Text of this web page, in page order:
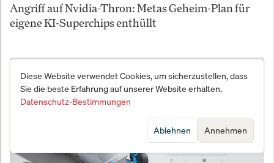
Angriff auf Nvidia-Thron: Metas Geheim-Plan für
eigene KI-Superchips enthüllt
Diese Website verwendet Cookies, um sicherzustellen, dass
Sie die beste Erfahrung auf unserer Website erhalten.
Datenschutz-Bestimmungen
Annehmen
Ablehnen